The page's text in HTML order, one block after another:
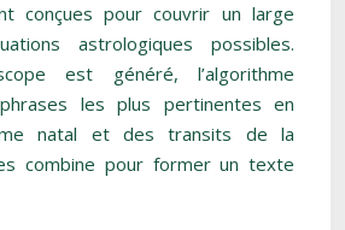
conçues pour couvrir un large
astrologiques possibles.
est généré, l’algorithme
les plus pertinentes en
natal et des transits de la
combine pour former un texte